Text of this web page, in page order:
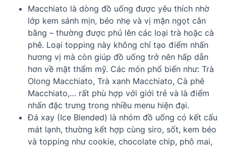
Macchiato là dòng đồ uống được yêu thích nhờ
lớp kem sánh mịn, béo nhẹ và vị mặn ngọt cân
bằng – thường được phủ lên các loại trà hoặc cà
phê. Loại topping này không chỉ tạo điểm nhấn
hương vị mà còn giúp đồ uống trở nên hấp dẫn
hơn về mặt thẩm mỹ. Các món phổ biến như: Trà
Olong Macchiato, Trà xanh Macchiato, Cà phê
Macchiato,… rất phù hợp với giới trẻ và là điểm
nhấn đặc trưng trong nhiều menu hiện đại.
Đá xay (Ice Blended) là nhóm đồ uống có kết cấu
mát lạnh, thường kết hợp cùng siro, sốt, kem béo
và topping như cookie, chocolate chip, phô mai,